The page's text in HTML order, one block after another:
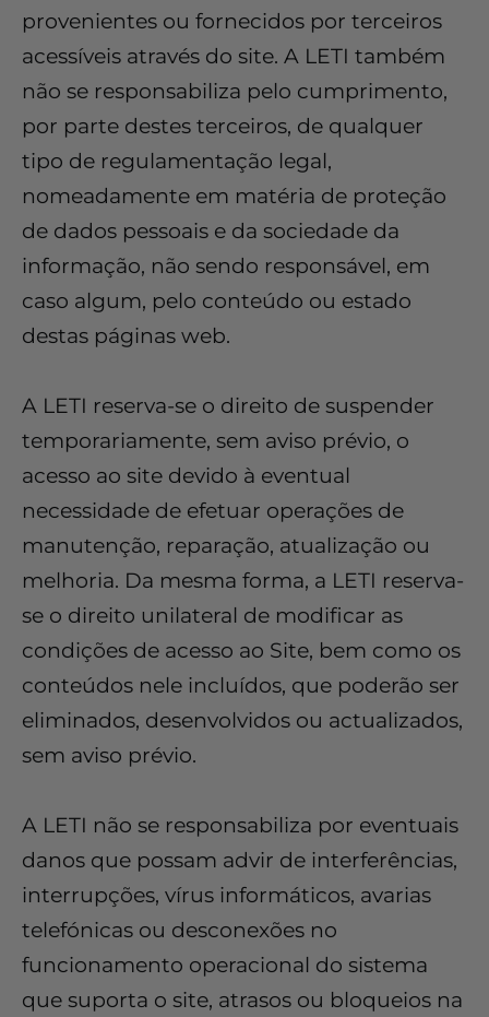
provenientes ou fornecidos por terceiros
acessíveis através do site. A LETI também
não se responsabiliza pelo cumprimento,
por parte destes terceiros, de qualquer
tipo de regulamentação legal,
nomeadamente em matéria de proteção
de dados pessoais e da sociedade da
informação, não sendo responsável, em
caso algum, pelo conteúdo ou estado
destas páginas web.
A LETI reserva-se o direito de suspender
temporariamente, sem aviso prévio, o
acesso ao site devido à eventual
necessidade de efetuar operações de
manutenção, reparação, atualização ou
melhoria. Da mesma forma, a LETI reserva-
se o direito unilateral de modificar as
condições de acesso ao Site, bem como os
conteúdos nele incluídos, que poderão ser
eliminados, desenvolvidos ou actualizados,
sem aviso prévio.
A LETI não se responsabiliza por eventuais
danos que possam advir de interferências,
interrupções, vírus informáticos, avarias
telefónicas ou desconexões no
funcionamento operacional do sistema
que suporta o site, atrasos ou bloqueios na